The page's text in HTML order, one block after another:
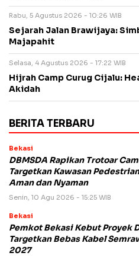
Rabu, 5 Agustus 2026 - 10:26 WIB
Sejarah Jalan Brawijaya:
Majapahit
Selasa, 4 Agustus 2026 - 17:22 WIB
Hijrah Camp Curug Cijalu:
Akidah
BERITA TERBARU
Bekasi
DBMSDA Rapikan Trotoar
Targetkan Kawasan
Aman dan Nyaman
Senin, 10 Agu 2026 - 15:25 WIB
Bekasi
Pemkot Bekasi Kebut Proyek
Targetkan Bebas Kabel
2027